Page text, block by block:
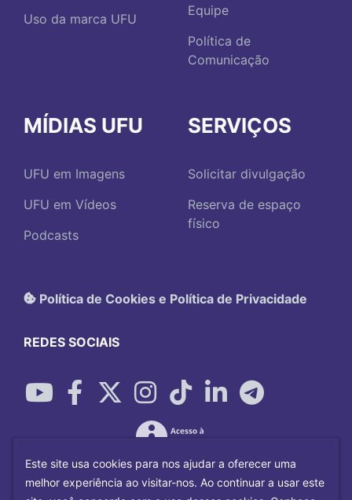
Uso da marca UFU
Equipe
Política de
Comunicação
MÍDIAS UFU
UFU em Imagens
UFU em Vídeos
Podcasts
SERVIÇOS
Solicitar divulgação
Reserva de espaço
físico
Política de Cookies e Política de Privacidade
REDES SOCIAIS
Este site usa cookies para nos ajudar a oferecer uma
melhor experiência ao visitar-nos. Ao continuar a usar este